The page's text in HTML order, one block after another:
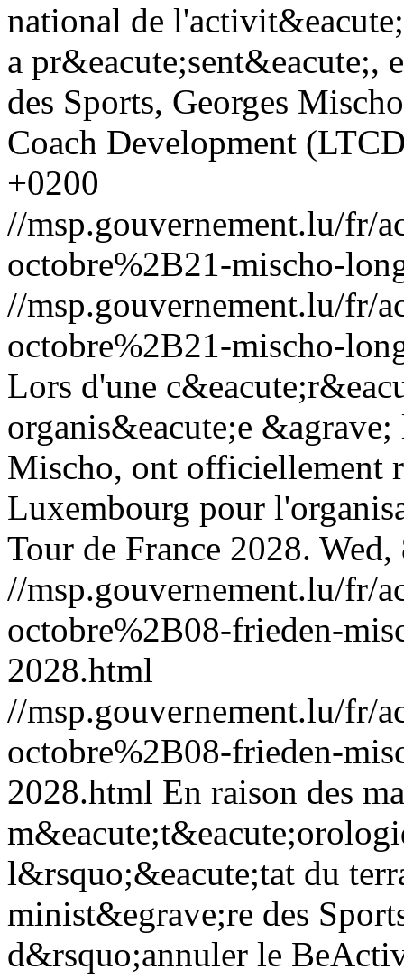
national de
a pr&eacute;sent&eacute;,
des Sports, Georges
Coach Development
+0200
//msp.gouvernement.lu/fr/
octobre%2B21-mischo-
//msp.gouvernement.lu/fr/
octobre%2B21-mischo-
Lors d'une
organis&eacute;e
Mischo, ont officiellement
Luxembourg pour
Tour de France 2028. Wed,
//msp.gouvernement.lu/fr/
octobre%2B08-frieden-
2028.html
//msp.gouvernement.lu/fr/
octobre%2B08-frieden-
2028.html En raison des
l&rsquo;&eacute;tat du
minist&egrave;re des
d&rsquo;annuler le